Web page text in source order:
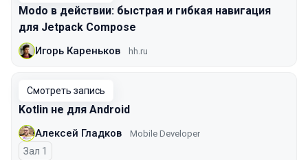
Modo в действии: быстрая и гибкая навигация
для Jetpack Compose
Игорь Кареньков hh.ru
Смотреть запись
Kotlin не для Android
Алексей Гладков Mobile Developer
Зал 1